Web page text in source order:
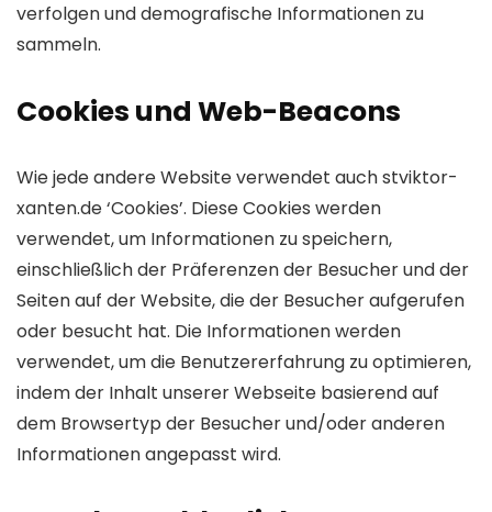
verfolgen und demografische Informationen zu
sammeln.
Cookies und Web-Beacons
Wie jede andere Website verwendet auch stviktor-
xanten.de ‘Cookies’. Diese Cookies werden
verwendet, um Informationen zu speichern,
einschließlich der Präferenzen der Besucher und der
Seiten auf der Website, die der Besucher aufgerufen
oder besucht hat. Die Informationen werden
verwendet, um die Benutzererfahrung zu optimieren,
indem der Inhalt unserer Webseite basierend auf
dem Browsertyp der Besucher und/oder anderen
Informationen angepasst wird.